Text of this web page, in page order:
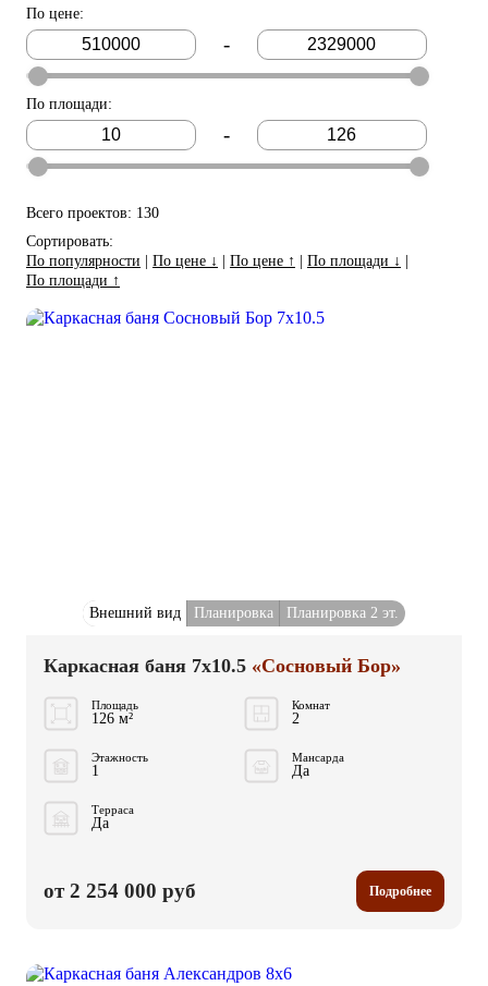
По цене:
-
По площади:
-
Всего проектов: 130
Сортировать:
По популярности
По цене ↓ По цене ↑ По площади ↓
По площади ↑
Внешний вид Планировка Планировка 2 эт.
Каркасная баня 7x10.5 «Сосновый Бор»
Площадь
126 м²
Комнат
2
Этажность
1
Мансарда
Да
Терраса
Да
от 2 254 000 руб Подробнее